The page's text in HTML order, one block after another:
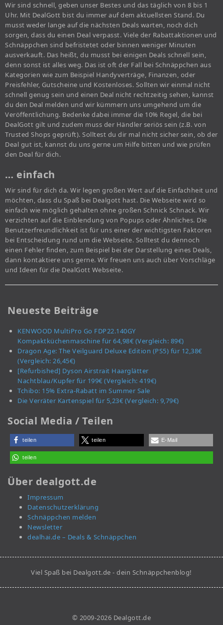
Wir sind schnell, geben unser Bestes und das täglich von 8 bis 1
Uhr. Mit DealGott bist du immer auf dem aktuellsten Stand. Du
musst weder lange auf die nächsten Deals warten, noch dich
sorgen, dass du einen Deal verpasst. Viele der Rabattaktionen und
Schnäppchen sind befristetet oder binnen weniger Minuten
ausverkauft. Das heißt, du musst bei einigen Deals schnell sein,
denn sonst ist alles weg. Das ist oft der Fall bei Schnäppchen aus
Kategorien wie zum Beispiel Handyverträge, Finanzen, oder
Preisfehler, Gutscheine und Kostenloses. Sollten wir einmal nicht
schnell genug sein und einen Deal nicht rechtzeitig sehen, kannst
du den Deal melden und wir kümmern uns umgehend um die
Veröffentlichung. Bedenke dabei immer die 10% Regel, die bei
DealGott gilt und zudem muss der Händler seriös sein (z.B. von
Trusted Shops geprüft). Solltest du dir mal nicht sicher sein, ob der
Deal gut ist, kannst du uns gerne um Hilfe bitten und wie prüfen
den Deal für dich.
… einfach
Wir sind für dich da. Wir legen großen Wert auf die Einfachheit und
möchten, dass du Spaß bei Dealgott hast. Die Webseite wird so
einfach wie möglich gehalten ohne großen Schnick Schnack. Wir
verzichten auf die Einblendung von Popups oder Ähnliches. Die
Benutzerfreundlichkeit ist für uns einer der wichtigsten Faktoren
bei Entscheidung rund um die Webseite. Solltest du dennoch
einen Fehler finden, zum Beispiel bei der Darstellung eines Deals,
dann kontaktiere uns gerne. Wir freuen uns auch über Vorschläge
und Ideen für die DealGott Webseite.
Neueste Beiträge
KENWOOD MultiPro Go FDP22.140GY
Kompaktküchenmaschine für 64,98€ (Vergleich: 89€)
Dragon Age: The Veilguard Deluxe Edition (PS5) für 12,38€
(Vergleich: 26,45€)
[Refurbished] Dyson Airstrait Haarglätter
Nachtblau/Kupfer für 199€ (Vergleich: 419€)
Tchibo: 15% Extra-Rabatt im Summer Sale
Die Verräter Kartenspiel für 5,23€ (Vergleich: 9,79€)
Social Media / Teilen
teilen teilen E-Mail
teilen
Über dealgott.de
Impressum
Datenschutzerklärung
Schnäppchen melden
Newsletter
dealhai.de – Deals & Schnäppchen
Viel Spaß bei Dealgott.de - dein Schnäppchenblog!
© 2009-2026 Dealgott.de